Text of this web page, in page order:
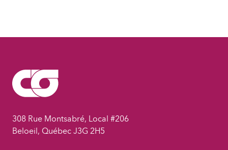
308 Rue Montsabré, Local #206
Beloeil, Québec J3G 2H5